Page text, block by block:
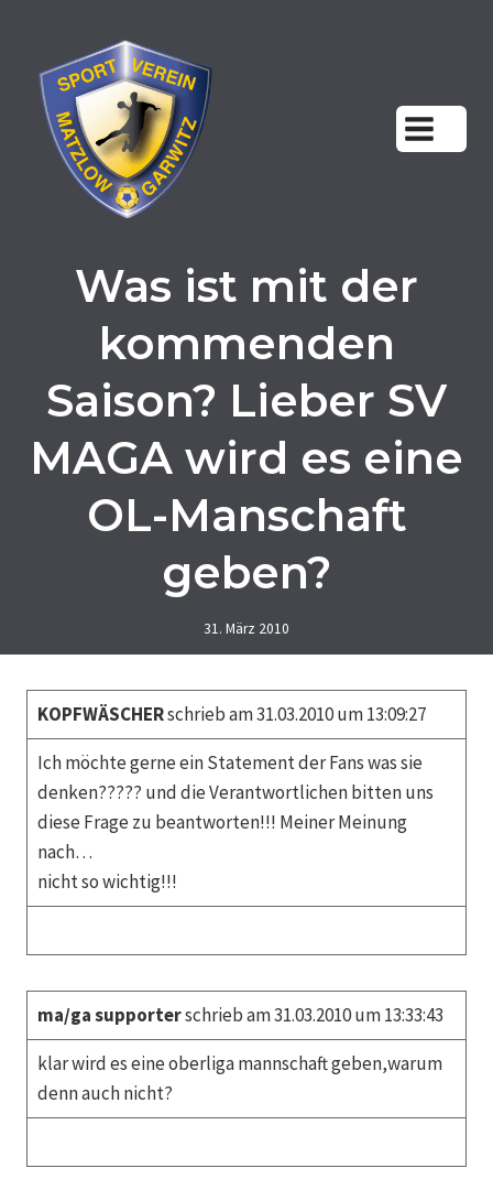
springen
Was ist mit der
kommenden
Saison? Lieber SV
MAGA wird es eine
OL-Manschaft
geben?
31. März 2010
KOPFWÄSCHERschrieb am 31.03.2010 um 13:09:27
Ich möchte gerne ein Statement der Fans was sie
denken????? und die Verantwortlichen bitten uns
diese Frage zu beantworten!!! Meiner Meinung
nach…
nicht so wichtig!!!
ma/ga supporterschrieb am 31.03.2010 um 13:33:43
klar wird es eine oberliga mannschaft geben,warum
denn auch nicht?